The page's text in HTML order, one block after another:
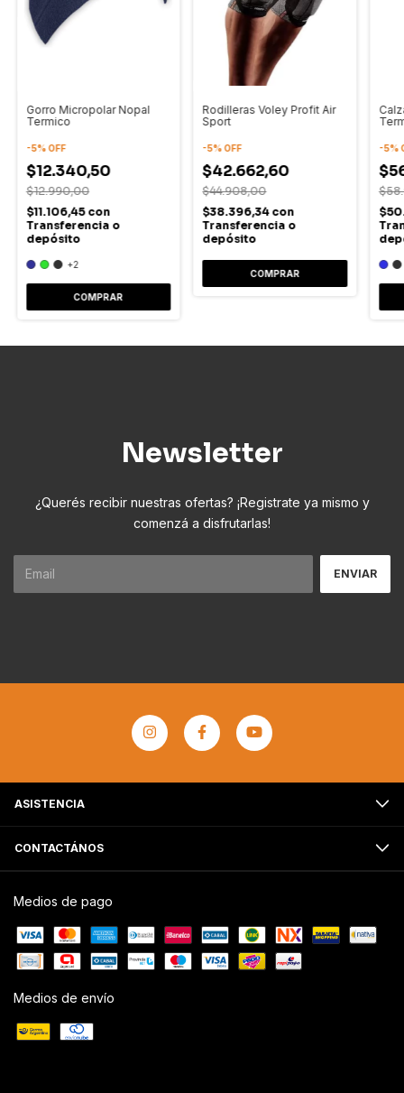
Gorro Micropolar Nopal
Termico
-5%OFF
$12.340,50
$12.990,00
$11.106,45 con
Transferencia o
depósito
+2
COMPRAR
Rodilleras Voley Profit Air
Sport
-5%OFF
$42.662,60
$44.908,00
$38.396,34 con
Transferencia o
depósito
COMPRAR
-5%
Newsletter
¿Querés recibir nuestras ofertas? ¡Registrate ya mismo y
comenzá a disfrutarlas!
ASISTENCIA
CONTACTÁNOS
Medios de pago
Medios de envío